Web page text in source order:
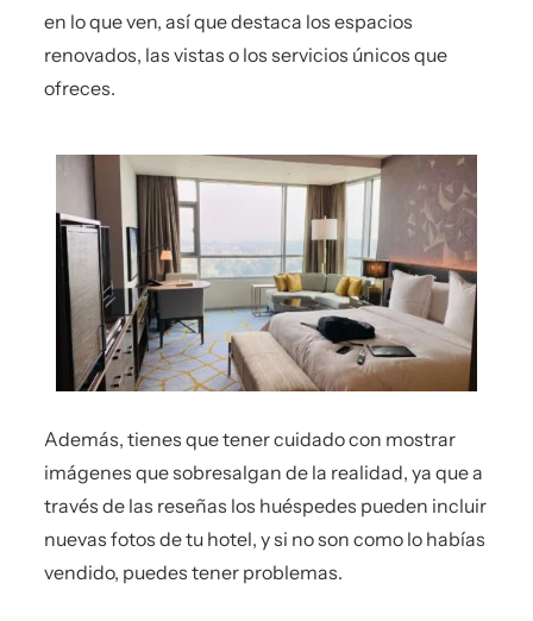
en lo que ven, así que destaca los espacios
renovados, las vistas o los servicios únicos que
ofreces.
Además, tienes que tener cuidado con mostrar
imágenes que sobresalgan de la realidad, ya que a
través de las reseñas los huéspedes pueden incluir
nuevas fotos de tu hotel, y si no son como lo habías
vendido, puedes tener problemas.